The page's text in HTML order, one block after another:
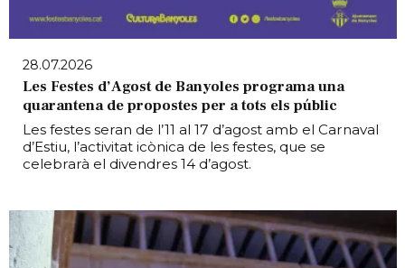
28.07.2026
Les Festes d’Agost de Banyoles programa una
quarantena de propostes per a tots els públic
Les festes seran de l’11 al 17 d’agost amb el Carnaval
d’Estiu, l’activitat icònica de les festes, que se
celebrarà el divendres 14 d’agost.